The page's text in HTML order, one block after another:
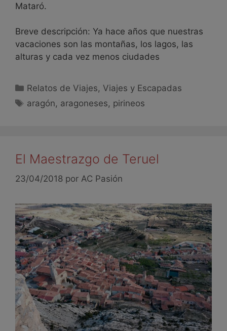
Mataró.
Breve descripción: Ya hace años que nuestras
vacaciones son las montañas, los lagos, las
alturas y cada vez menos ciudades
Relatos de Viajes, Viajes y Escapadas
aragón, aragoneses, pirineos
El Maestrazgo de Teruel
23/04/2018 por AC Pasión